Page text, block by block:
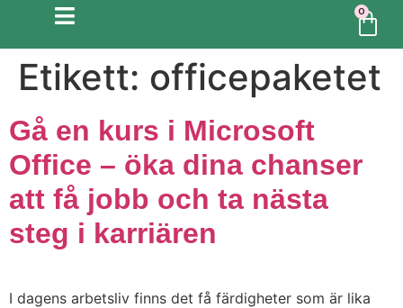
0
Etikett: officepaketet
Gå en kurs i Microsoft
Office – öka dina chanser
att få jobb och ta nästa
steg i karriären
I dagens arbetsliv finns det få färdigheter som är lika